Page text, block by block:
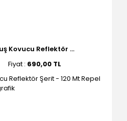
Kovucu Reflektör ...
Fiyat : 690,00 TL